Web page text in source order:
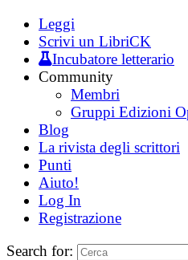
Leggi
Scrivi un LibriCK
Incubatore letterario
Community
Membri
Gruppi Edizioni
Blog
La rivista degli scrittori
Punti
Aiuto!
Log In
Registrazione
Search for: